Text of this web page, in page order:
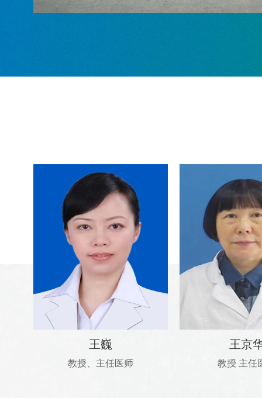
王巍
教授、主任医师
王京
教授 主任